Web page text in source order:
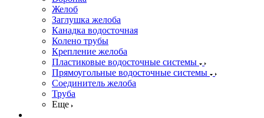
Желоб
Заглушка желоба
Канадка водосточная
Колено трубы
Крепление желоба
Пластиковые водосточные системы
Прямоугольные водосточные системы
Соединитель желоба
Труба
Еще